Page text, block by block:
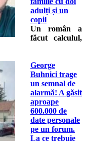
adulți și un
copil
Un român a
făcut calculul,
George
Buhnici trage
un semnal de
alarmă! A găsit
aproape
600.000 de
date personale
pe un forum.
La ce trebuie